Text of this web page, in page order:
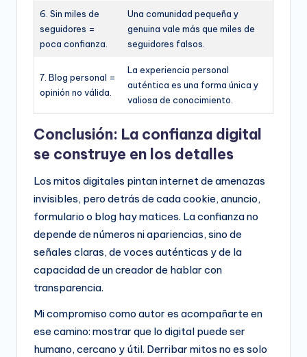
6. Sin miles de
seguidores =
poca confianza.
Una comunidad pequeña y
genuina vale más que miles de
seguidores falsos.
7. Blog personal =
opinión no válida.
La experiencia personal
auténtica es una forma única y
valiosa de conocimiento.
Conclusión: La confianza digital
se construye en los detalles
Los mitos digitales pintan internet de amenazas
invisibles, pero detrás de cada cookie, anuncio,
formulario o blog hay matices. La confianza no
depende de números ni apariencias, sino de
señales claras, de voces auténticas y de la
capacidad de un creador de hablar con
transparencia.
Mi compromiso como autor es acompañarte en
ese camino: mostrar que lo digital puede ser
humano, cercano y útil. Derribar mitos no es solo